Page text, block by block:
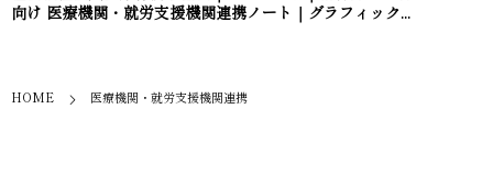
向け 医療機関・就労支援機関連携ノート｜グラフィック...
HOME 医療機関・就労支援機関連携